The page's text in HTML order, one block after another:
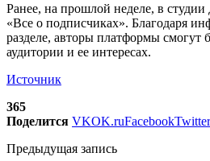
Ранее, на прошлой неделе, в студии
«Все о подписчиках». Благодаря
разделе, авторы платформы смогут
аудитории и ее интересах.
Источник
365
Поделится VKOK.ruFacebookTwitter
Предыдущая запись